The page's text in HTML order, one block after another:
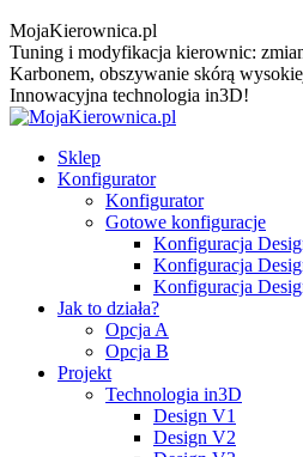
MojaKierownica.pl
Tuning i modyfikacja kierownic:
Karbonem, obszywanie skórą
Innowacyjna technologia in3D!
Sklep
Konfigurator
Konfigurator
Gotowe konfiguracje
Konfiguracja
Konfiguracja
Konfiguracja
Jak to działa?
Opcja A
Opcja B
Projekt
Technologia in3D
Design V1
Design V2